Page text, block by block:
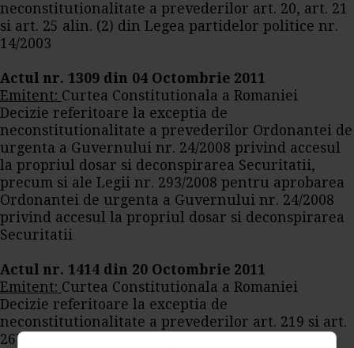
neconstitutionalitate a prevederilor art. 20, art. 21
si art. 25 alin. (2) din Legea partidelor politice nr.
14/2003
Actul nr. 1309 din 04 Octombrie 2011
Emitent: Curtea Constitutionala a Romaniei
Decizie referitoare la exceptia de
neconstitutionalitate a prevederilor Ordonantei de
urgenta a Guvernului nr. 24/2008 privind accesul
la propriul dosar si deconspirarea Securitatii,
precum si ale Legii nr. 293/2008 pentru aprobarea
Ordonantei de urgenta a Guvernului nr. 24/2008
privind accesul la propriul dosar si deconspirarea
Securitatii
Actul nr. 1414 din 20 Octombrie 2011
Emitent: Curtea Constitutionala a Romaniei
Decizie referitoare la exceptia de
neconstitutionalitate a prevederilor art. 219 si art.
267 din Legea nr. 53/2003 - Codul muncii, art. 73